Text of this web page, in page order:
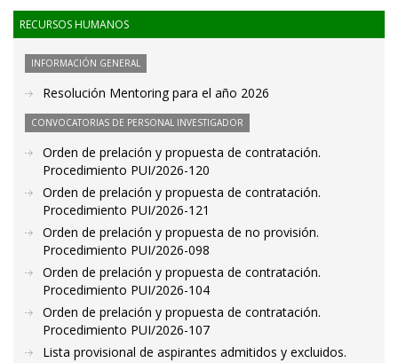
RECURSOS HUMANOS
INFORMACIÓN GENERAL
Resolución Mentoring para el año 2026
CONVOCATORIAS DE PERSONAL INVESTIGADOR
Orden de prelación y propuesta de contratación.
Procedimiento PUI/2026-120
Orden de prelación y propuesta de contratación.
Procedimiento PUI/2026-121
Orden de prelación y propuesta de no provisión.
Procedimiento PUI/2026-098
Orden de prelación y propuesta de contratación.
Procedimiento PUI/2026-104
Orden de prelación y propuesta de contratación.
Procedimiento PUI/2026-107
Lista provisional de aspirantes admitidos y excluidos.